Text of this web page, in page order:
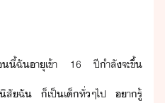
ฉั​าุ​เข้า​ ​16​ ​ปีำ​ลั​จะ​ขึ้​
สั​ฉั​ ​็​เป็​เ็​ทั่ๆไป​ ​ารู้​